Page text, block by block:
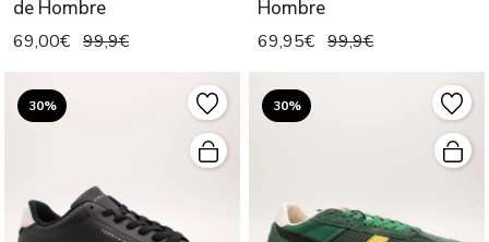
de Hombre
69,00€ 99,9€
Hombre
69,95€ 99,9€
30% 30%